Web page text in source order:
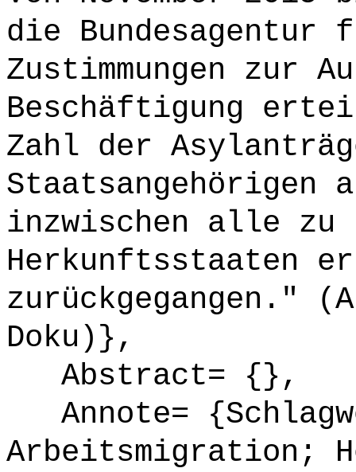
die Bundesagentur
Zustimmungen zur
Beschäftigung
Zahl der
Staatsangehörigen
inzwischen alle zu
Herkunftsstaaten
zurückgegangen."
Doku)},
Abstract= {},
Annote=
Arbeitsmigration;